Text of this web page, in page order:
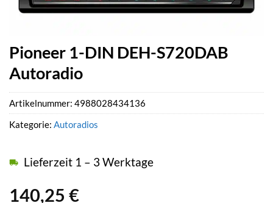
Pioneer 1-DIN DEH-S720DAB
Autoradio
140,25 €
Lieferzeit 1 – 3 Werktage
Artikelnummer: 4988028434136
Kategorie: Autoradios